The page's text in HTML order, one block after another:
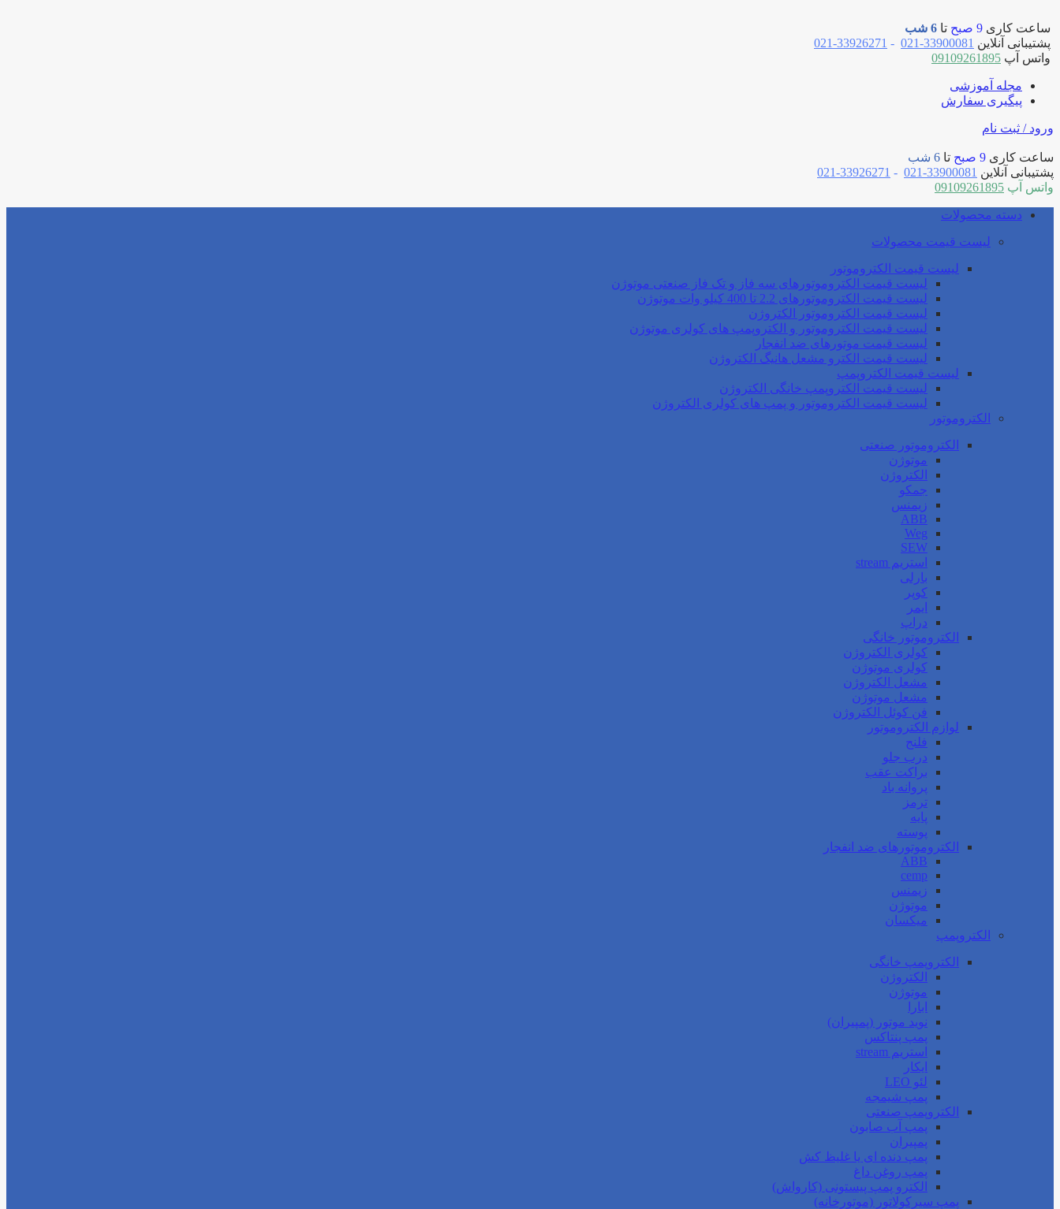
ساعت کاری 9 صبح تا 6 شب
پشتیبانی آنلاین 33900081-021
-
33926271-021
واتس آپ 09109261895
مجله آموزشی
پیگیری سفارش
ورود / ثبت نام
ساعت کاری 9 صبح تا 6 شب
پشتیبانی آنلاین 33900081-021
-
33926271-021
واتس آپ 09109261895
دسته محصولات
لیست قیمت محصولات
لیست قیمت الکتروموتور
لیست قیمت الکتروموتورهای سه فاز و تک فاز صنعتی موتوژن
لیست قیمت الکتروموتورهای 2.2 تا 400 کیلو وات موتوژن
لیست قیمت الکتروموتور الکتروژن
لیست قیمت الکتروموتور و الکتروپمپ های کولری موتوژن
لیست قیمت موتورهای ضد انفجار
لیست قیمت الکترو مشعل هانیگ الکتروژن
لیست قیمت الکتروپمپ
لیست قیمت الکتروپمپ خانگی الکتروژن
لیست قیمت الکتروموتور و پمپ های کولری الکتروژن
الکتروموتور
الکتروموتور صنعتی
موتوژن
الکتروژن
جمکو
زیمنس
ABB
Weg
SEW
استریم stream
بارلی
کوپر
ایمر
دراپ
الکتروموتور خانگی
کولری الکتروژن
کولری موتوژن
مشعل الکتروژن
مشعل موتوژن
فن کوئل الکتروژن
لوازم الکتروموتور
فلنج
درب جلو
براکت عقب
پروانه باد
ترمز
پایه
پوسته
الکتروموتورهای ضد انفجار
ABB
cemp
زیمنس
موتوژن
میکسان
الکتروپمپ
الکتروپمپ خانگی
الکتروژن
موتوژن
ابارا
نوید موتور (پمپیران)
پمپ پنتاکس
استریم stream
ایکار
لئو LEO
پمپ شیمجه
الکتروپمپ صنعتی
پمپ آب صابون
پمپیران
پمپ دنده ای یا غلیظ کش
پمپ روغن داغ
الکترو پمپ پیستونی (کارواش)
پمپ سیرکولاتور (موتورخانه)